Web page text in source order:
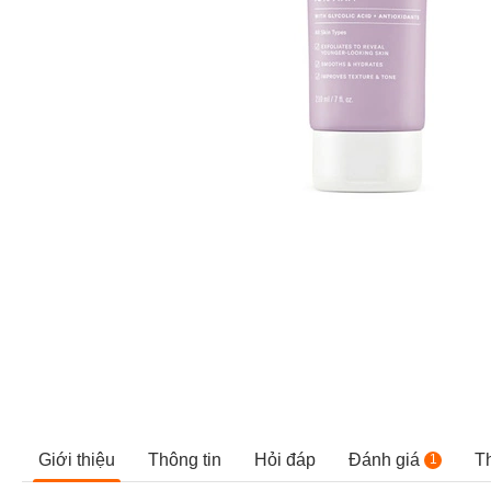
Giới thiệu Thông tin Hỏi đáp Đánh giá 1